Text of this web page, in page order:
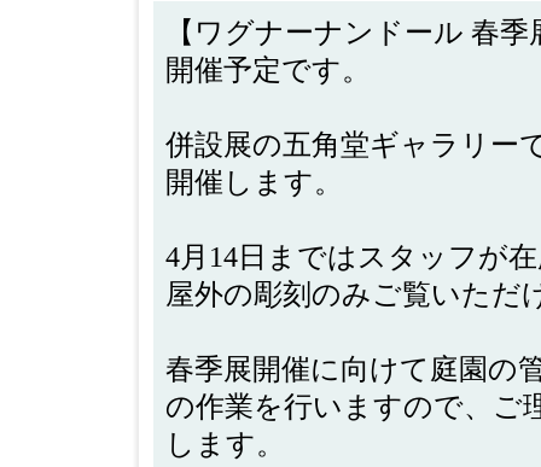
【ワグナーナンドール 春
開催予定です。
併設展の五角堂ギャラリ
開催します。
4月14日まではスタッフが
屋外の彫刻のみご覧いただ
春季展開催に向けて庭園の
の作業を行いますので、
します。